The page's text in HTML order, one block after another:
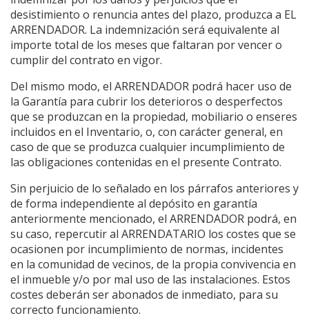
desistimiento o renuncia antes del plazo, produzca a EL
ARRENDADOR. La indemnización será equivalente al
importe total de los meses que faltaran por vencer o
cumplir del contrato en vigor.
Del mismo modo, el ARRENDADOR podrá hacer uso de
la Garantía para cubrir los deterioros o desperfectos
que se produzcan en la propiedad, mobiliario o enseres
incluidos en el Inventario, o, con carácter general, en
caso de que se produzca cualquier incumplimiento de
las obligaciones contenidas en el presente Contrato.
Sin perjuicio de lo señalado en los párrafos anteriores y
de forma independiente al depósito en garantía
anteriormente mencionado, el ARRENDADOR podrá, en
su caso, repercutir al ARRENDATARIO los costes que se
ocasionen por incumplimiento de normas, incidentes
en la comunidad de vecinos, de la propia convivencia en
el inmueble y/o por mal uso de las instalaciones. Estos
costes deberán ser abonados de inmediato, para su
correcto funcionamiento.